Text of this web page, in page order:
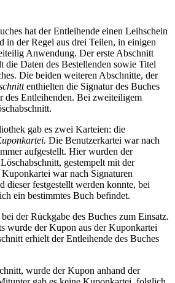
hat der Entleihende einen Leihschein
in der Regel aus drei Teilen, in einigen
Anwendung. Der erste Abschnitt
die Daten des Bestellenden sowie Titel
Die beiden weiteren Abschnitte, der
enthielten die Signatur des Buches
des Entleihenden. Bei zweiteiligem
gab es zwei Karteien: die
Die Benutzerkartei war nach
aufgestellt. Hier wurden der
gestempelt mit der
war nach Signaturen
dieser festgestellt werden konnte, bei
ein bestimmtes Buch befindet.
der Rückgabe des Buches zum Einsatz.
wurde der Kupon aus der Kuponkartei
erhielt der Entleihende des Buches
wurde der Kupon anhand der